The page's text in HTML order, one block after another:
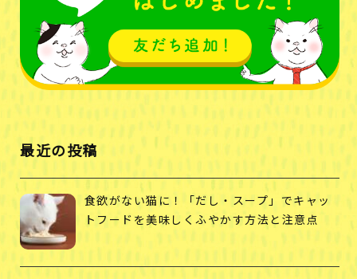
最近の投稿
食欲がない猫に！「だし・スープ」でキャッ
トフードを美味しくふやかす方法と注意点